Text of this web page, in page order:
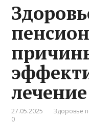
лечение
27.05.2025 Здоровье
0